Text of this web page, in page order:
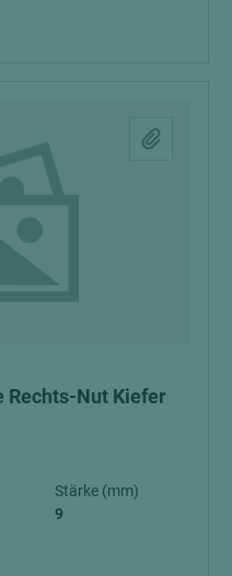
Nut Kiefer
Stärke (mm)
9